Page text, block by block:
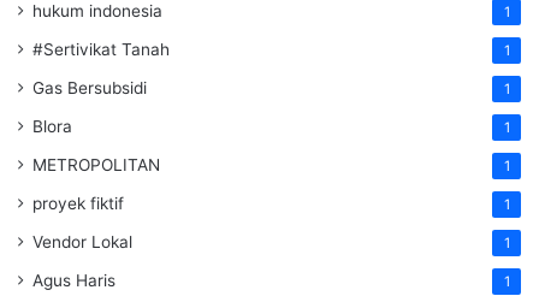
hukum indonesia 1
#Sertivikat Tanah 1
Gas Bersubsidi 1
Blora 1
METROPOLITAN 1
proyek fiktif 1
Vendor Lokal 1
Agus Haris 1